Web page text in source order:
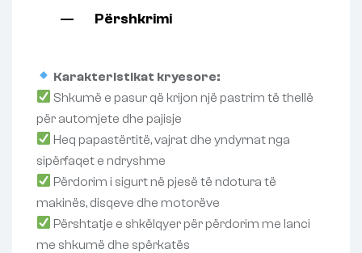
Përshkrimi
Karakteristikat kryesore:
Shkumë e pasur që krijon një pastrim të thellë
për automjete dhe pajisje
Heq papastërtitë, vajrat dhe yndyrnat nga
sipërfaqet e ndryshme
Përdorim i sigurt në pjesë të ndotura të
makinës, disqeve dhe motorëve
Përshtatje e shkëlqyer për përdorim me lanci
me shkumë dhe spërkatës